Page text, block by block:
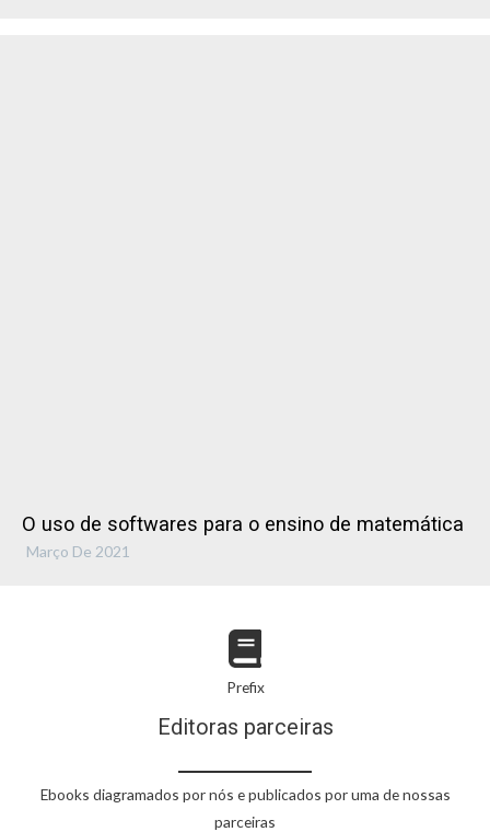
O uso de softwares para o ensino de matemática
Março De 2021
Prefix
Editoras parceiras
Ebooks diagramados por nós e publicados por uma de nossas
parceiras